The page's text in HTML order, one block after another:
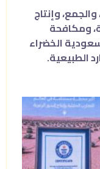
وإنتاج
ومكافحة
الخضراء
الطبيعية.